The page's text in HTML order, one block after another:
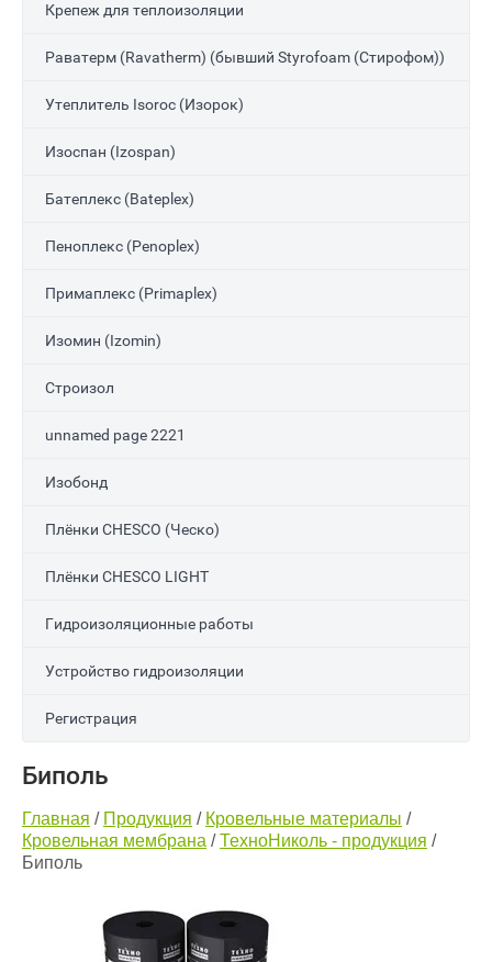
Крепеж для теплоизоляции
Раватерм (Ravatherm) (бывший Styrofoam (Стирофом))
Утеплитель Isoroc (Изорок)
Изоспан (Izospan)
Батеплекс (Bateplex)
Пеноплекс (Penoplex)
Примаплекс (Primaplex)
Изомин (Izomin)
Строизол
unnamed page 2221
Изобонд
Плёнки CHESCO (Ческо)
Плёнки CHESCO LIGHT
Гидроизоляционные работы
Устройство гидроизоляции
Регистрация
Биполь
Главная / Продукция / Кровельные материалы /
Кровельная мембрана /ТехноНиколь - продукция /
Биполь